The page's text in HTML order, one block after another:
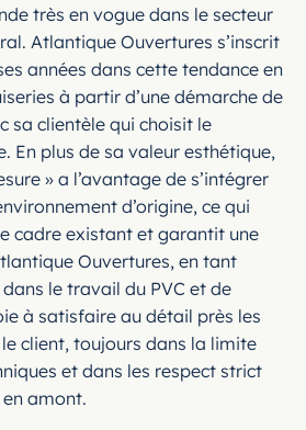
très en vogue dans le secteur
Atlantique Ouvertures s’inscrit
années dans cette tendance en
à partir d’une démarche de
sa clientèle qui choisit le
En plus de sa valeur esthétique,
» a l’avantage de s’intégrer
d’origine, ce qui
cadre existant et garantit une
Ouvertures, en tant
le travail du PVC et de
à satisfaire au détail près les
client, toujours dans la limite
et dans les respect strict
amont.